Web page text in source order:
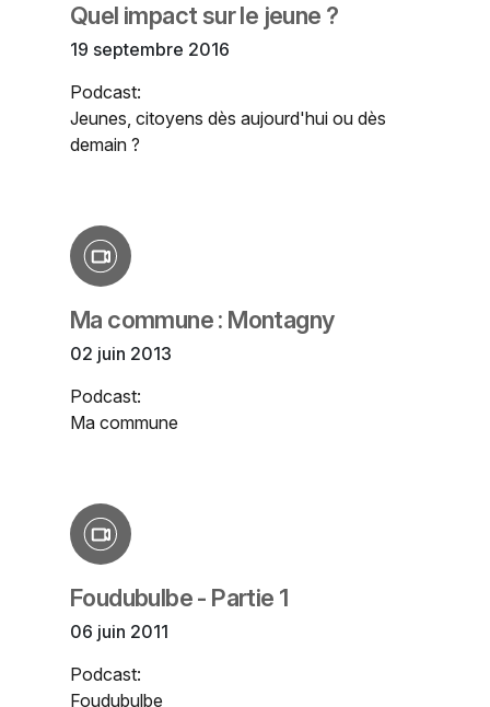
Quel impact sur le jeune ?
19 septembre 2016
Podcast:
Jeunes, citoyens dès aujourd'hui ou dès
demain ?
Ma commune : Montagny
02 juin 2013
Podcast:
Ma commune
Foudubulbe - Partie 1
06 juin 2011
Podcast:
Foudubulbe